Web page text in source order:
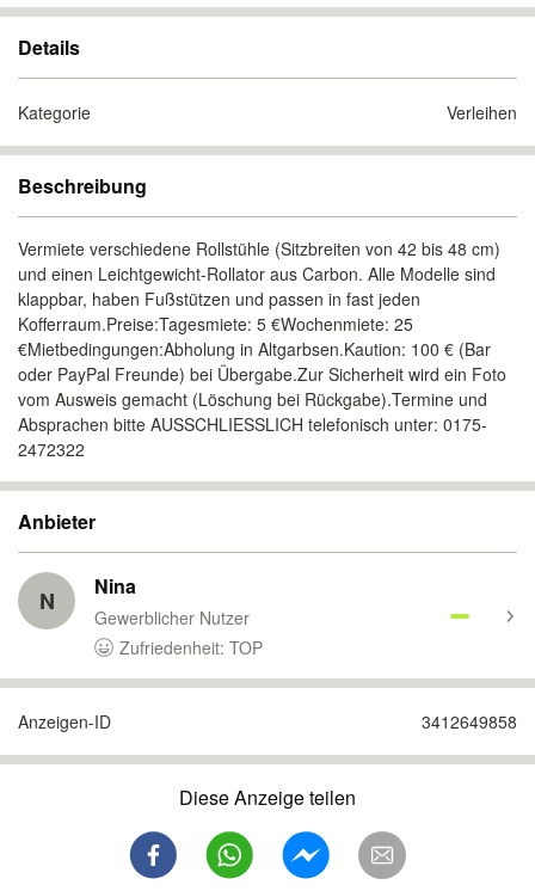
Details
Kategorie Verleihen
Beschreibung
Vermiete verschiedene Rollstühle (Sitzbreiten von 42 bis 48 cm)
und einen Leichtgewicht-Rollator aus Carbon. Alle Modelle sind
klappbar, haben Fußstützen und passen in fast jeden
Kofferraum.Preise:Tagesmiete: 5 €Wochenmiete: 25
€Mietbedingungen:Abholung in Altgarbsen.Kaution: 100 € (Bar
oder PayPal Freunde) bei Übergabe.Zur Sicherheit wird ein Foto
vom Ausweis gemacht (Löschung bei Rückgabe).Termine und
Absprachen bitte AUSSCHLIESSLICH telefonisch unter: 0175-
2472322
Anbieter
N Nina
Gewerblicher Nutzer
Zufriedenheit: TOP
Anzeigen-ID 3412649858
Diese Anzeige teilen